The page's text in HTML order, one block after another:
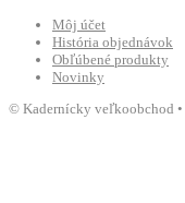
Môj účet
História objednávok
Obľúbené produkty
Novinky
© Kadernícky veľkoobchod •